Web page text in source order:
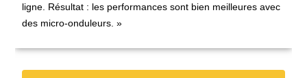
ligne. Résultat : les performances sont bien meilleures avec
des micro-onduleurs. »